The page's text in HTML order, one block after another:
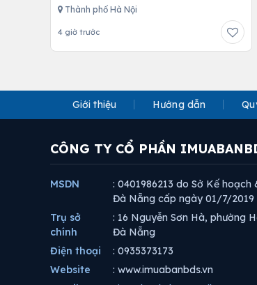
Thành phố Hà Nội
4 giờ trước
Giới thiệu Hướng dẫn
CÔNG TY CỔ PHẦN
MSDN
: 0401986213 do Sở Kế hoạch
Đà Nẵng cấp ngày 01/7/2019
Trụ sở
chính
: 16 Nguyễn Sơn Hà, phường
Đà Nẵng
Điện thoại
: 0935373173
Website
: www.imuabanbds.vn